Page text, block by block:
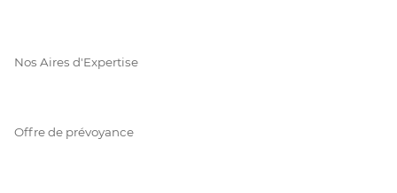
Nos Aires d'Expertise
Offre de prévoyance